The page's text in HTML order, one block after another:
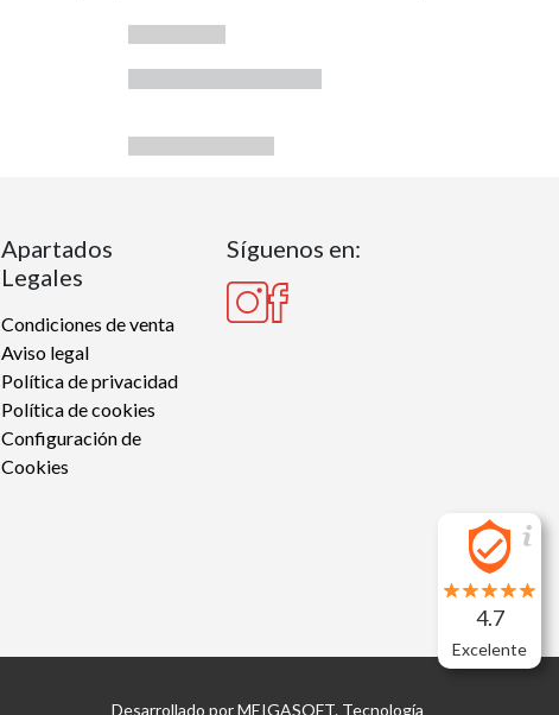
Apartados
Legales
Condiciones de venta
Aviso legal
Política de privacidad
Política de cookies
Configuración de
Cookies
Síguenos en:
Desarrollado porMEIGASOFT. Tecnología
4.7
Excelente